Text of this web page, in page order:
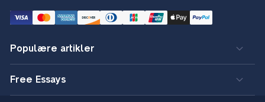
Populære artikler
Free Essays